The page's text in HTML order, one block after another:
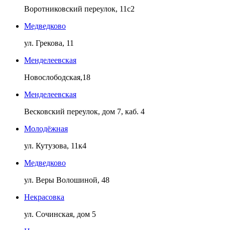
Воротниковский переулок, 11с2
Медведково
ул. Грекова, 11
Менделеевская
Новослободская,18
Менделеевская
Весковский переулок, дом 7, каб. 4
Молодёжная
ул. Кутузова, 11к4
Медведково
ул. Веры Волошиной, 48
Некрасовка
ул. Сочинская, дом 5